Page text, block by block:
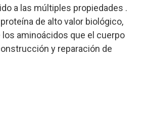
a las múltiples propiedades .
de alto valor biológico,
aminoácidos que el cuerpo
y reparación de